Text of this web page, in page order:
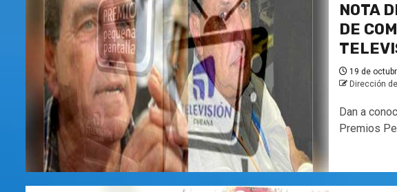
NOTA
DE
19 de
Dirección
Dan a
Premios